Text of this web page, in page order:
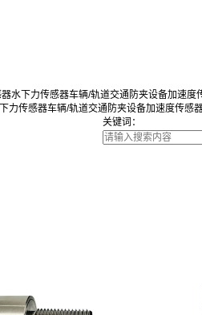
水下力传感器车辆/轨道交通防夹设备加速度
力传感器车辆/轨道交通防夹设备加速度传感
关键词：